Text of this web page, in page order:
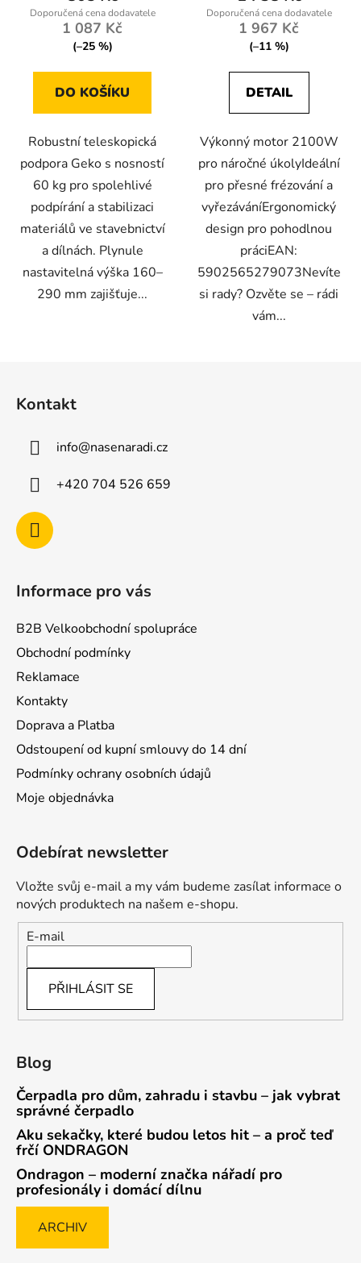
1 087 Kč
(–25 %)
DO KOŠÍKU
Robustní teleskopická
podpora Geko s nosností
60 kg pro spolehlivé
podpírání a stabilizaci
materiálů ve stavebnictví
a dílnách. Plynule
nastavitelná výška 160–
290 mm zajišťuje...
1 967 Kč
(–11 %)
DETAIL
Výkonný motor 2100W
pro náročné úkolyIdeální
pro přesné frézování a
vyřezáváníErgonomický
design pro pohodlnou
práciEAN:
5902565279073Nevíte
si rady? Ozvěte se – rádi
vám...
Kontakt
info@nasenaradi.cz
+420 704 526 659
Informace pro vás
B2B Velkoobchodní spolupráce
Obchodní podmínky
Reklamace
Kontakty
Doprava a Platba
Odstoupení od kupní smlouvy do 14 dní
Podmínky ochrany osobních údajů
Moje objednávka
Odebírat newsletter
Vložte svůj e-mail a my vám budeme zasílat informace o
nových produktech na našem e-shopu.
E-mail
PŘIHLÁSIT SE
Blog
Čerpadla pro dům, zahradu i stavbu – jak vybrat
správné čerpadlo
Aku sekačky, které budou letos hit – a proč teď
frčí ONDRAGON
Ondragon – moderní značka nářadí pro
profesionály i domácí dílnu
ARCHIV